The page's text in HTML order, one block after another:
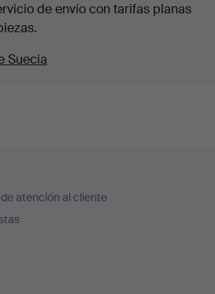
de envío con tarifas planas
Suecia
atención al cliente